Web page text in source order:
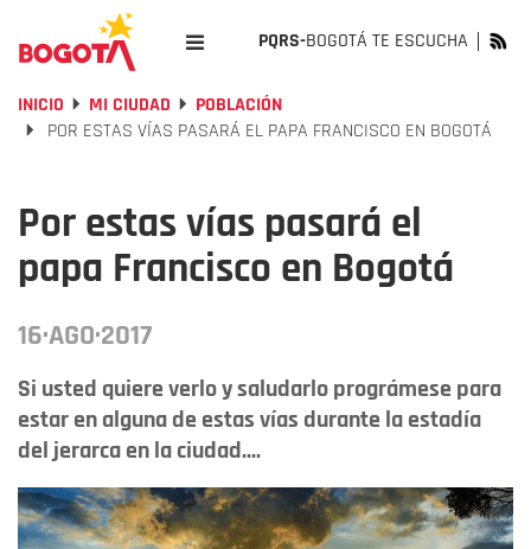
PQRS-BOGOTÁ TE ESCUCHA
INICIO MI CIUDAD
POBLACIÓN
POR ESTAS VÍAS PASARÁ EL PAPA FRANCISCO EN BOGOTÁ
Por estas vías pasará el
papa Francisco en Bogotá
16·AGO·2017
Si usted quiere verlo y saludarlo prográmese para
estar en alguna de estas vías durante la estadía
del jerarca en la ciudad....